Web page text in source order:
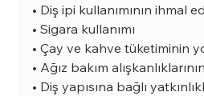
• Diş ipi kullanımının ihmal
• Sigara kullanımı
• Çay ve kahve tüketiminin
• Ağız bakım
• Diş yapısına bağlı